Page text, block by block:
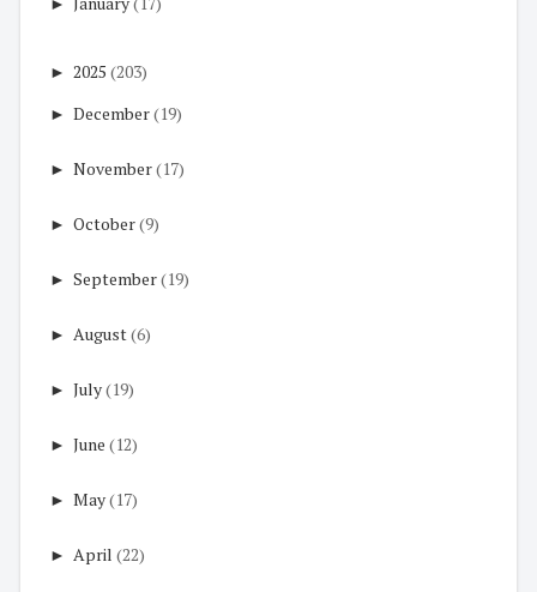
► 2025 (203)
► December(19)
► November(17)
► October(9)
► September(19)
► August(6)
► July(19)
► June (12)
► May(17)
► April (22)